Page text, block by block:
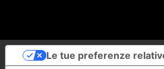
Le tue preferenze